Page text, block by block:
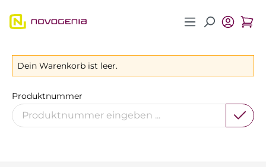
Zum Hauptinhalt springen
Dein Warenkorb ist leer.
Produktnummer